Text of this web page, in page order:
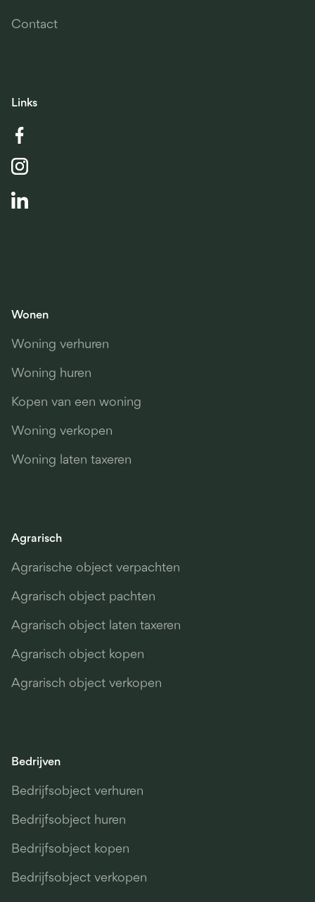
Contact
Links
Wonen
Woning verhuren
Woning huren
Kopen van een woning
Woning verkopen
Woning laten taxeren
Agrarisch
Agrarische object verpachten
Agrarisch object pachten
Agrarisch object laten taxeren
Agrarisch object kopen
Agrarisch object verkopen
Bedrijven
Bedrijfsobject verhuren
Bedrijfsobject huren
Bedrijfsobject kopen
Bedrijfsobject verkopen